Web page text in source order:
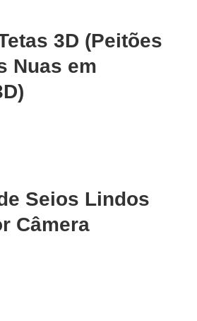
3D (Peitões
Nuas em
Seios Lindos
Câmera